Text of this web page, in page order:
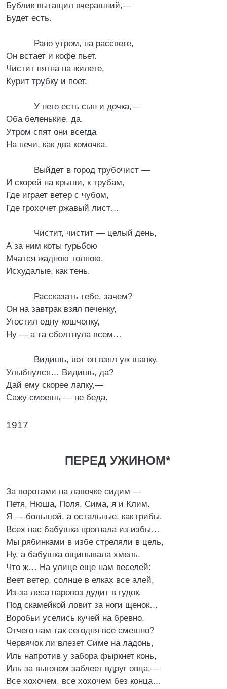
Бублик вытащил вчерашний,—
Будет есть.
Рано утром, на рассвете,
Он встает и кофе пьет.
Чистит пятна на жилете,
Курит трубку и поет.
У него есть сын и дочка,—
Оба беленькие, да.
Утром спят они всегда
На печи, как два комочка.
Выйдет в город трубочист —
И скорей на крыши, к трубам,
Где играет ветер с чубом,
Где грохочет ржавый лист…
Чистит, чистит — целый день,
А за ним коты гурьбою
Мчатся жадною толпою,
Исхудалые, как тень.
Рассказать тебе, зачем?
Он на завтрак взял печенку,
Угостил одну кошчонку,
Ну — а та сболтнула всем…
Видишь, вот он взял уж шапку.
Улыбнулся… Видишь, да?
Дай ему скорее лапку,—
Сажу смоешь — не беда.
1917
ПЕРЕД УЖИНОМ*
За воротами на лавочке сидим —
Петя, Нюша, Поля, Сима, я и Клим.
Я — большой, а остальные, как грибы.
Всех нас бабушка прогнала из избы…
Мы рябинками в избе стреляли в цель,
Ну, а бабушка ощипывала хмель.
Что ж… На улице еще нам веселей:
Веет ветер, солнце в елках все алей,
Из-за леса паровоз дудит в гудок,
Под скамейкой ловит за ноги щенок…
Воробьи уселись кучей на бревно.
Отчего нам так сегодня все смешно?
Червячок ли влезет Симе на ладонь,
Иль напротив у забора фыркнет конь,
Иль за выгоном заблеет вдруг овца,—
Все хохочем, все хохочем без конца…